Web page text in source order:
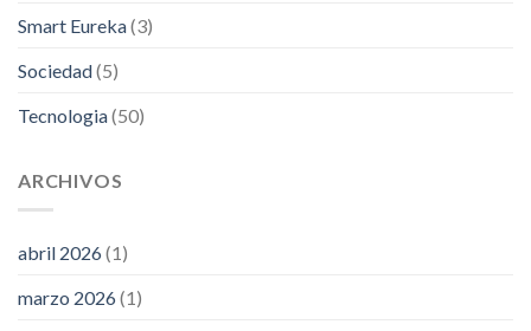
Smart Eureka(3)
Sociedad(5)
Tecnologia(50)
ARCHIVOS
abril 2026(1)
marzo 2026(1)